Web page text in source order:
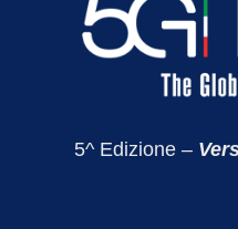
5^ Edizione –